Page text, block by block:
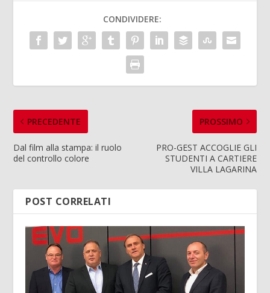
CONDIVIDERE:
PRECEDENTE
Dal film alla stampa: il ruolo
del controllo colore
PROSSIMO
PRO-GEST ACCOGLIE GLI
STUDENTI A CARTIERE
VILLA LAGARINA
POST CORRELATI